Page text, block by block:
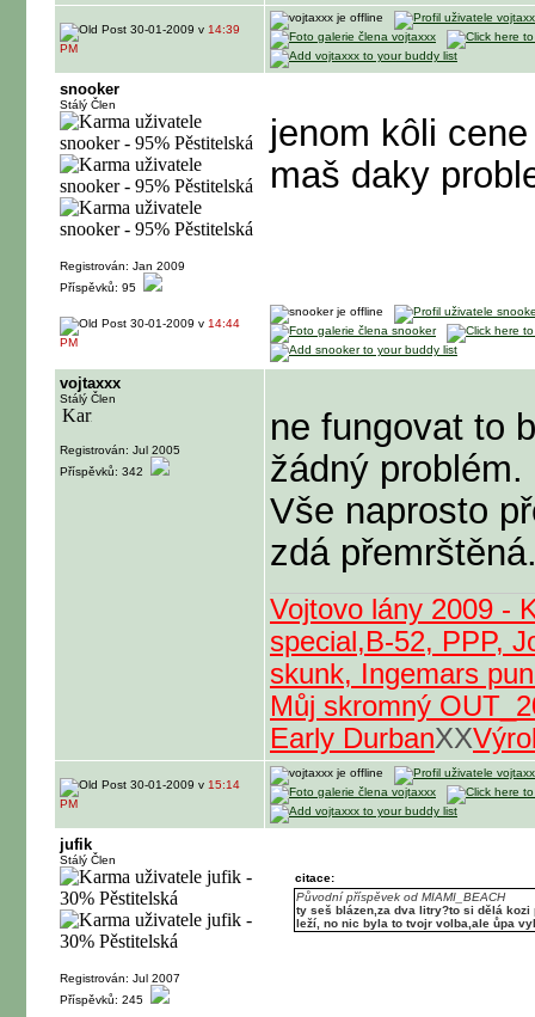
30-01-2009 v 14:39
PM
snooker
Stálý Člen
Registrován: Jan 2009
Příspěvků: 95
jenom kôli
maš daky
30-01-2009 v 14:44
PM
vojtaxxx
Stálý Člen
Registrován: Jul 2005
Příspěvků: 342
ne fungovat to
žádný
Vše naprosto
zdá
Vojtovo lány 2009 -
special,B-52, PPP,
skunk, Ingemars
Můj skromný
Early DurbanXX
30-01-2009 v 15:14
PM
jufik
Stálý Člen
Registrován: Jul 2007
Příspěvků: 245
citace:
Původní příspěvek od MIAMI_BEACH
ty seš blázen,za dva litry?to si dělá
leží, no nic byla to tvojr volba,ale ůpa